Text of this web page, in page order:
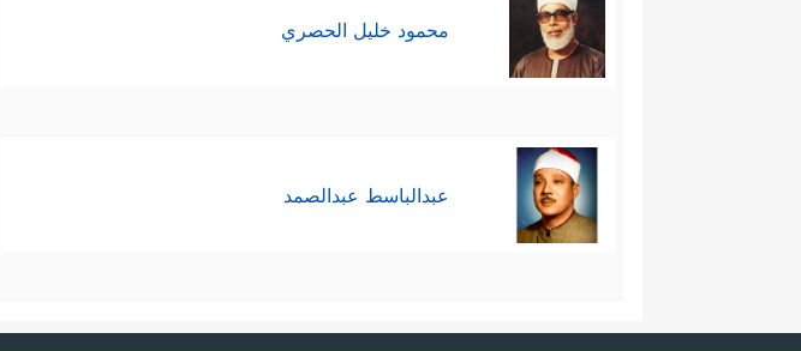
محمود خليل الحصري
عبدالباسط عبدالصمد